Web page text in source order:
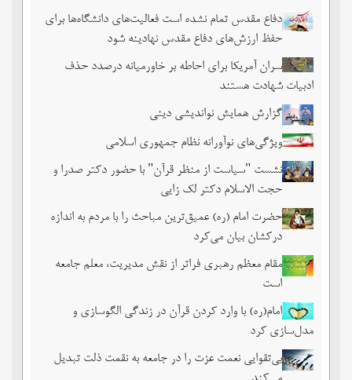
دفاع مقدس تمام نشده است فعالیت‌های دانشگاه‌ها برای
حفظ ارزش‌های دفاع مقدس نهادینه شود
سران آمریکا برای احاطه بر خاورمیانه درصدد حذف
ادبیات شهادت هستند
گزارش همایش نواندیشی دینی
ویژگی‌های نوآورانه نظام جمهوری اسلامی
نشست‏ "سیاست از منظر قرآن" با حضور دکتر صدرا و
حجت الاسلام دکتر لک زایی
حضرت امام (ره) عمیق‌ترین مباحث را با مردم به اندازه
درکشان بیان می‌کرد
مقام معظم رهبری فراتر از نقش مدیریت، معلم جامعه
است
امام(ره) با وارد کردن قرآن در زندگی الگوسازی و
مدل‌سازی کرد
بی‌تقوایی نعمت عزت را در جامعه به نقمت ذلت تبدیل